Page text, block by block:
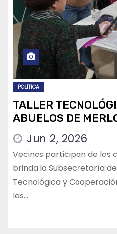
POLÍTICA
TALLER
ABUELOS DE
Jun 2, 2026
Vecinos participan de los
brinda la Subsecretaría
Tecnológica y
las…